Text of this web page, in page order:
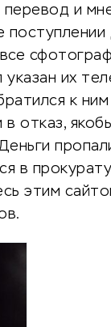
и
поступлении
указан их
к
в отказ,
в
этим